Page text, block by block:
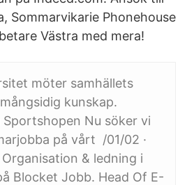
Sommarvikarie Phonehouse
Västra med mera!
möter samhällets
kunskap.
Sportshopen Nu söker vi
på vårt /01/02 ·
& ledning i
Blocket Jobb. Head Of E-